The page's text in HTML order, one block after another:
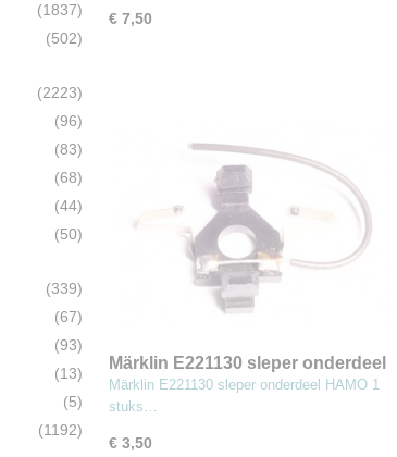
(1837)
(502)
(2223)
(96)
(83)
(68)
(44)
(50)
(339)
(67)
(93)
(13)
(5)
(1192)
€ 7,50
Märklin E221130 sleper onderdeel
HAMO (MBT3)
Märklin E221130 sleper onderdeel HAMO 1
stuks…
€ 3,50